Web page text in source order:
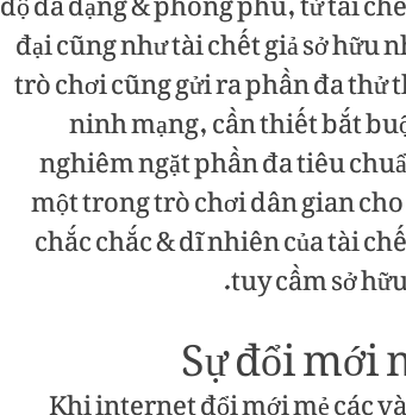
đại cũng như tài chết giả sở
trò chơi cũng gửi ra phần đa
ninh mạng, cần thiết bắt
nghiêm ngặt phần đa tiêu
một trong trò chơi dân gian
chắc chắc & dĩ nhiên của tài
tuy cầm sở
Sự đổi